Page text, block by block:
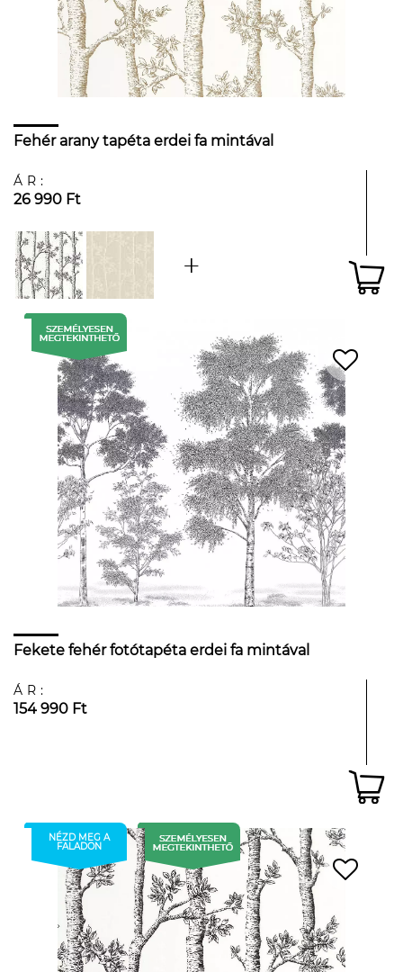
Fehér arany tapéta erdei fa mintával
ÁR:
26 990 Ft
Fekete fehér fotótapéta erdei fa mintával
ÁR:
154 990 Ft
NÉZD MEG A
FALADON